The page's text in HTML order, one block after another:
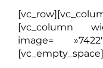
[vc_column
image=